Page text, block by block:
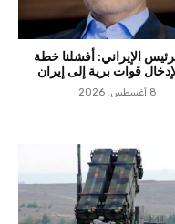
الإيراني: أفشلنا خطة
قوات برية إلى إيران
8 أغسطس، 2026